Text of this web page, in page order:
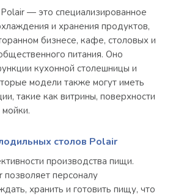
— это специализированное
и хранения продуктов,
бизнесе, кафе, столовых и
питания. Оно
кухонной столешницы и
модели также могут иметь
такие как витрины, поверхности
столов Polair
производства пищи.
персоналу
хранить и готовить пищу, что